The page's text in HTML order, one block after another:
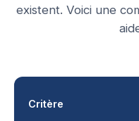
existent. Voici une
Critère